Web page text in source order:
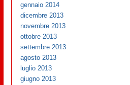
gennaio 2014
dicembre 2013
novembre 2013
ottobre 2013
settembre 2013
agosto 2013
luglio 2013
giugno 2013